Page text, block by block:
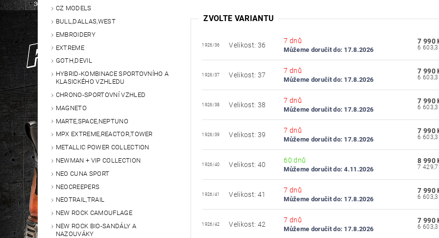
CZ MODELS
BULL,DALLAS,WEST
EMBROIDERY
EXTREME
GOTH,DEVIL
HYBRID-KOMBINACE SPORTOVNÍHO A
KLASICKÉHO VZHLEDU
CHRONO-SPORTOVNÍ VZHLED
MAGNETO
MARTE,SPACE,NEPTUNO
MPX EXTREME,REACTOR,TOWER
METALLIC POWER COLLECTION
NEWMAN + VIP COLLECTION
NEO CUNA SPORT
NEOCREEPERS
NEOTRAIL,TRAIL
NEW ROCK CAMOUFLAGE
NEW ROCK BIO-SANDÁLY A
NAZOUVÁKY
ZVOLTE VARIANTU
1926/36 Velikost: 36
7 dnů
Můžeme doručit do: 17.8.2026
7 990
1926/37 Velikost: 37
7 dnů
Můžeme doručit do: 17.8.2026
7 990
1926/38 Velikost: 38
7 dnů
Můžeme doručit do: 17.8.2026
7 990
1926/39 Velikost: 39
7 dnů
Můžeme doručit do: 17.8.2026
7 990
1926/40 Velikost: 40
60 dnů
Můžeme doručit do: 4.11.2026
8 990
1926/41 Velikost: 41
7 dnů
Můžeme doručit do: 17.8.2026
7 990
1926/42 Velikost: 42
7 dnů
Můžeme doručit do: 17.8.2026
7 990